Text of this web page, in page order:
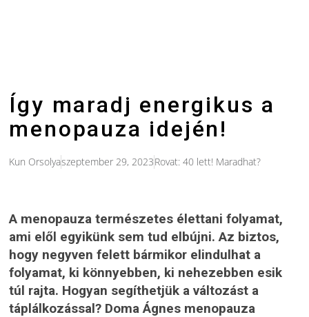
Így maradj energikus a
menopauza idején!
Kun Orsolyaszeptember 29, 2023Rovat:40 lett! Maradhat?
A menopauza természetes élettani folyamat,
ami elől egyikünk sem tud elbújni. Az biztos,
hogy negyven felett bármikor elindulhat a
folyamat, ki könnyebben, ki nehezebben esik
túl rajta. Hogyan segíthetjük a változást a
táplálkozással? Doma Ágnes menopauza